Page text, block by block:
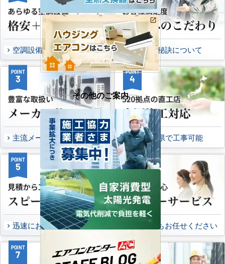
空調設備のご提案について 選ばれる秘訣について
POINT
3
主流メーカーを全取扱可能
POINT
4
47都道府県で工事可能
POINT
5
迅速にお届け出来る理由
POINT
6
万一の時もお任せください
POINT
7
POINT
8
その他のご案内